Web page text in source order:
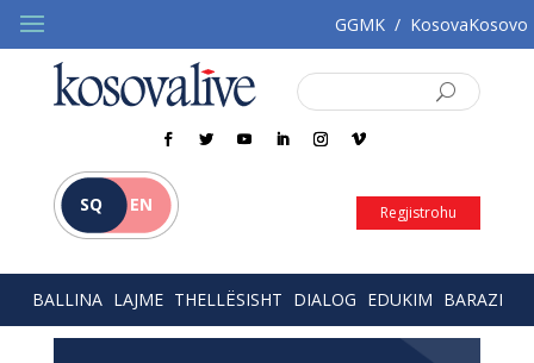
GGMK / KosovaKosovo
SQ EN Regjistrohu
BALLINA LAJME THELLËSISHT DIALOG EDUKIM BARAZI